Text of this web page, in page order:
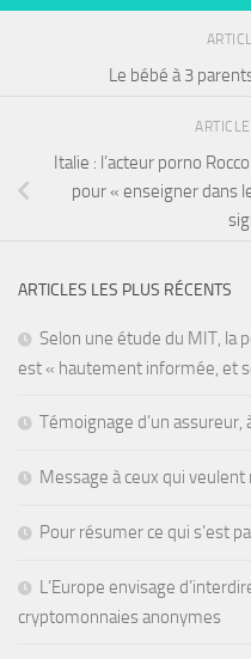
Le bébé à 3
Italie : l’acteur porno
pour « enseigner dans
ARTICLES LES PLUS RÉCENTS
Selon une étude du MIT, la
est « hautement informée, et
Témoignage d’un assureur,
Message à ceux qui
Pour résumer ce qui s’est
L’Europe envisage
cryptomonnaies anonymes